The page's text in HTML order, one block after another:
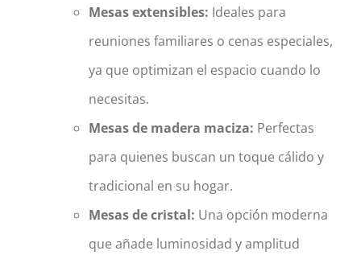
Mesas extensibles: Ideales para
reuniones familiares o cenas especiales,
ya que optimizan el espacio cuando lo
necesitas.
Mesas de madera maciza: Perfectas
para quienes buscan un toque cálido y
tradicional en su hogar.
Mesas de cristal: Una opción moderna
que añade luminosidad y amplitud